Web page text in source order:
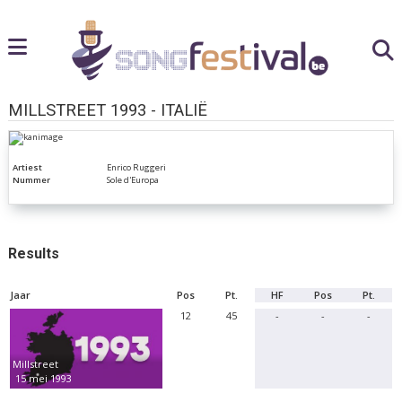
MILLSTREET 1993 - ITALIË
Artiest
Enrico Ruggeri
Nummer
Sole d'Europa
Results
Jaar Pos Pt. HF Pos Pt.
Millstreet
15 mei 1993
12 45 - - -